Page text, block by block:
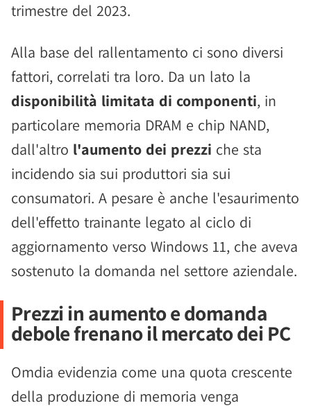
trimestre del 2023.
Alla base del rallentamento ci sono diversi
fattori, correlati tra loro. Da un lato la
disponibilità limitata di componenti, in
particolare memoria DRAM e chip NAND,
dall'altro l'aumento dei prezzi che sta
incidendo sia sui produttori sia sui
consumatori. A pesare è anche l'esaurimento
dell'effetto trainante legato al ciclo di
aggiornamento verso Windows 11, che aveva
sostenuto la domanda nel settore aziendale.
Prezzi in aumento e domanda
debole frenano il mercato dei PC
Omdia evidenzia come una quota crescente
della produzione di memoria venga